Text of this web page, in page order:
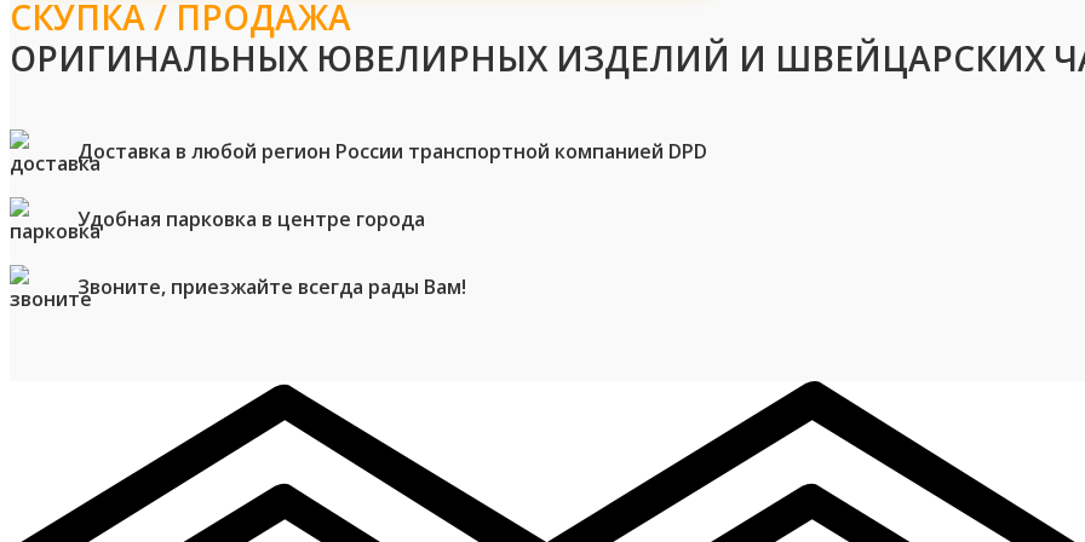
СКУПКА / ПРОДАЖА
ОРИГИНАЛЬНЫХ ЮВЕЛИРНЫХ ИЗДЕЛИЙ И ШВЕЙЦАРСКИХ
Доставка в любой регион России транспортной компанией DPD
Удобная парковка в центре города
Звоните, приезжайте всегда рады Вам!